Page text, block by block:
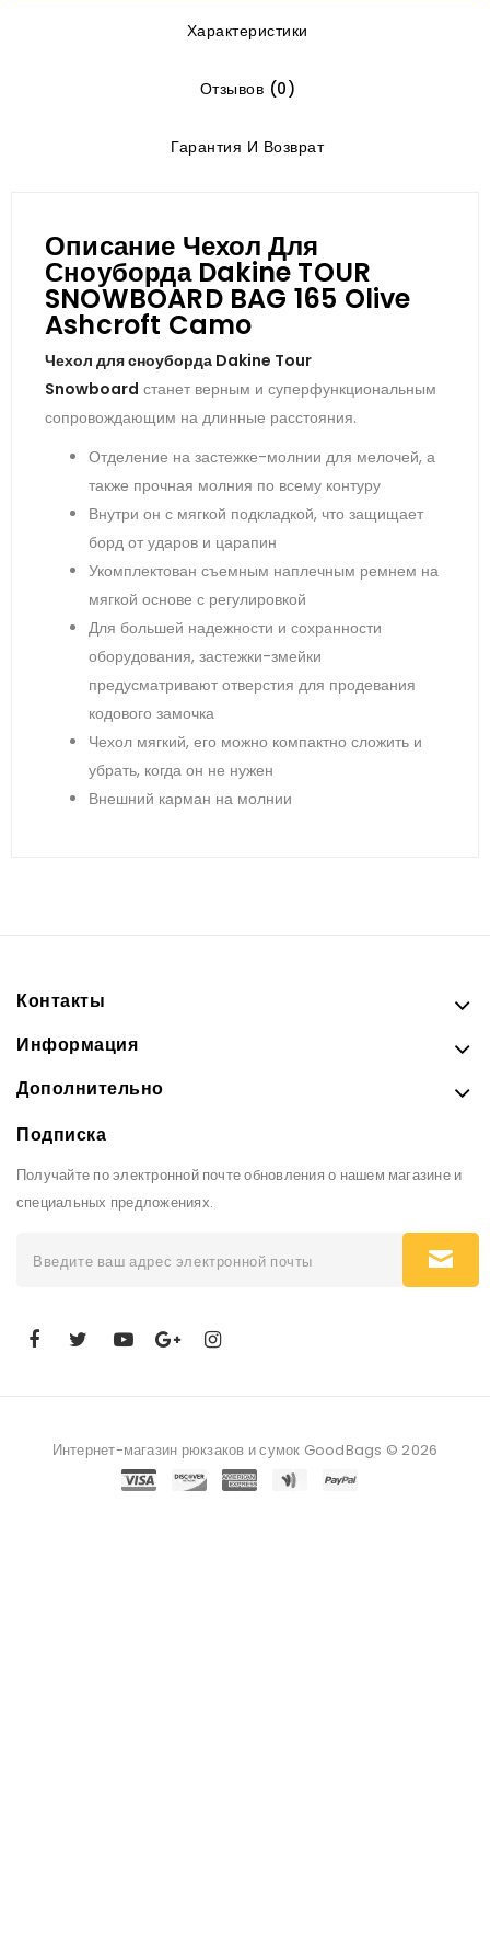
Характеристики
Отзывов (0)
Гарантия И Возврат
Описание Чехол Для
Сноуборда Dakine TOUR
SNOWBOARD BAG 165 Olive
Ashcroft Camo
Чехол для сноуборда Dakine Tour
Snowboard станет верным и суперфункциональным
сопровождающим на длинные расстояния.
Отделение на застежке-молнии для мелочей, а
также прочная молния по всему контуру
Внутри он с мягкой подкладкой, что защищает
борд от ударов и царапин
Укомплектован съемным наплечным ремнем на
мягкой основе с регулировкой
Для большей надежности и сохранности
оборудования, застежки-змейки
предусматривают отверстия для продевания
кодового замочка
Чехол мягкий, его можно компактно сложить и
убрать, когда он не нужен
Внешний карман на молнии
Контакты
Информация
Дополнительно
Подписка
Получайте по электронной почте обновления о нашем магазине и
специальных предложениях.
Интернет-магазин рюкзаков и сумок GoodBags © 2026